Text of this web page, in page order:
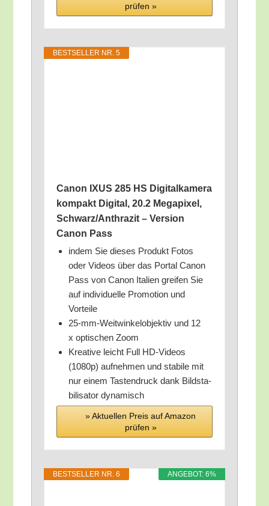
prü­fen »
BEST­SEL­LER NR. 5
Canon IXUS 285 HS Digi­tal­ka­me­ra
kom­pakt Digi­tal, 20.2 Mega­pi­xel,
Schwarz/​Anthrazit – Ver­si­on
Canon Pass
indem Sie die­ses Pro­dukt Fotos
oder Vide­os über das Por­tal Canon
Pass von Canon Ita­li­en grei­fen Sie
auf indi­vi­du­el­le Pro­mo­ti­on und
Vorteile
25-mm-Weit­win­kel­ob­jek­tiv und 12
x opti­schen Zoom
Krea­ti­ve leicht Full HD-Vide­os
(1080p) auf­neh­men und sta­bi­le mit
nur einem Tas­ten­druck dank Bild­sta­
bi­li­sa­tor dynamisch
» Aktu­el­len Preis auf Ama­zon
prü­fen »
ANGE­BOT: 6%
BEST­SEL­LER NR. 6